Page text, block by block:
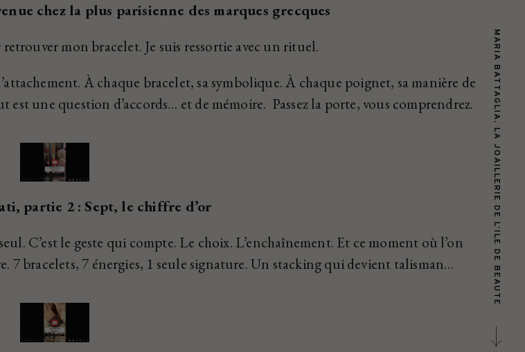
chez la plus parisienne des marques grecques
mon bracelet. Je suis ressortie avec un rituel.
À chaque bracelet, sa symbolique. À chaque poignet, sa manière de
une question d’accords… et de mémoire. Passez la porte, vous comprendrez.
partie 2 :Sept, le chiffre d’or
C’est le geste qui compte. Le choix. L’enchaînement. Et ce moment où l’on
7 bracelets, 7 énergies, 1 seule signature.Un stacking qui devient talisman… MARIA BATTAGLIA, LA JOAILLERIE DE L’ÎLE DE BEAUTÉ